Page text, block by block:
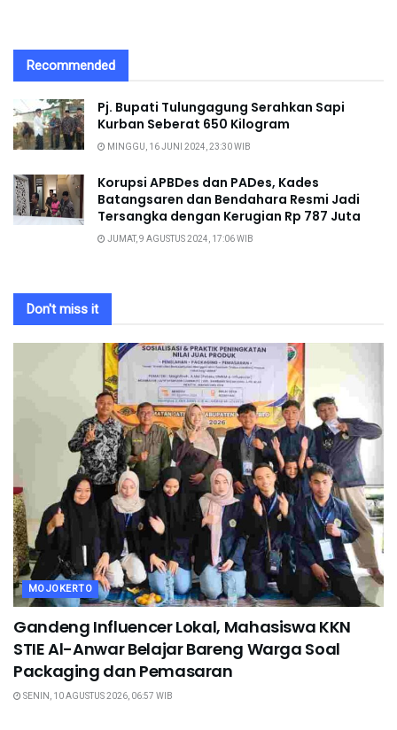
Recommended
Pj. Bupati Tulungagung Serahkan Sapi
Kurban Seberat 650 Kilogram
MINGGU, 16 JUNI 2024, 23:30 WIB
Korupsi APBDes dan PADes, Kades
Batangsaren dan Bendahara Resmi Jadi
Tersangka dengan Kerugian Rp 787 Juta
JUMAT, 9 AGUSTUS 2024, 17:06 WIB
Don't miss it
MOJOKERTO
Gandeng Influencer Lokal, Mahasiswa KKN
STIE Al-Anwar Belajar Bareng Warga Soal
Packaging dan Pemasaran
SENIN, 10 AGUSTUS 2026, 06:57 WIB